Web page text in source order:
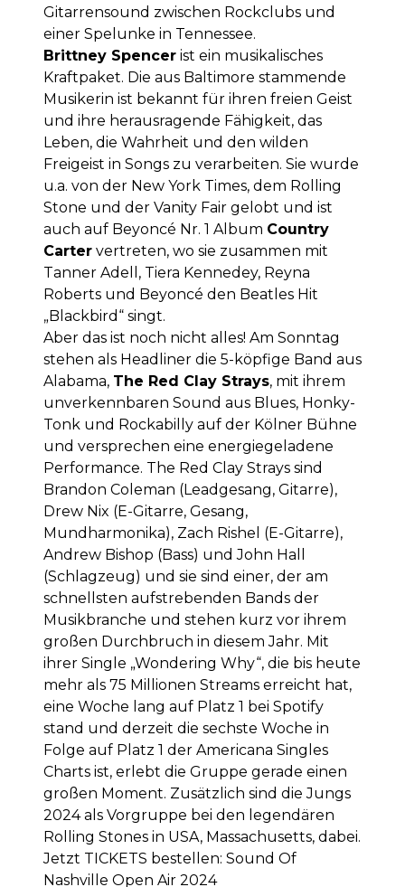
Gitarrensound zwischen Rockclubs und
einer Spelunke in Tennessee.
Brittney Spencer ist ein musikalisches
Kraftpaket. Die aus Baltimore stammende
Musikerin ist bekannt für ihren freien Geist
und ihre herausragende Fähigkeit, das
Leben, die Wahrheit und den wilden
Freigeist in Songs zu verarbeiten. Sie wurde
u.a. von der New York Times, dem Rolling
Stone und der Vanity Fair gelobt und ist
auch auf Beyoncé Nr. 1 Album Country
Carter vertreten, wo sie zusammen mit
Tanner Adell, Tiera Kennedey, Reyna
Roberts und Beyoncé den Beatles Hit
„Blackbird“ singt.
Aber das ist noch nicht alles! Am Sonntag
stehen als Headliner die 5-köpfige Band aus
Alabama, The Red Clay Strays, mit ihrem
unverkennbaren Sound aus Blues, Honky-
Tonk und Rockabilly auf der Kölner Bühne
und versprechen eine energiegeladene
Performance. The Red Clay Strays sind
Brandon Coleman (Leadgesang, Gitarre),
Drew Nix (E-Gitarre, Gesang,
Mundharmonika), Zach Rishel (E-Gitarre),
Andrew Bishop (Bass) und John Hall
(Schlagzeug) und sie sind einer, der am
schnellsten aufstrebenden Bands der
Musikbranche und stehen kurz vor ihrem
großen Durchbruch in diesem Jahr. Mit
ihrer Single „Wondering Why“, die bis heute
mehr als 75 Millionen Streams erreicht hat,
eine Woche lang auf Platz 1 bei Spotify
stand und derzeit die sechste Woche in
Folge auf Platz 1 der Americana Singles
Charts ist, erlebt die Gruppe gerade einen
großen Moment. Zusätzlich sind die Jungs
2024 als Vorgruppe bei den legendären
Rolling Stones in USA, Massachusetts, dabei.
Jetzt TICKETS bestellen: Sound Of
Nashville Open Air 2024